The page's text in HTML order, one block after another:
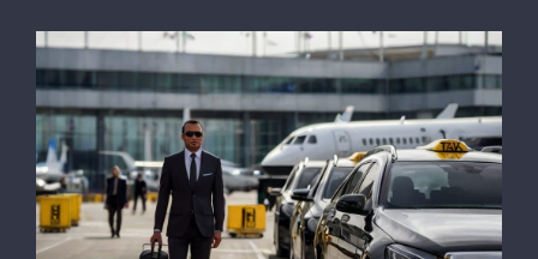
Votre réservation de navette à destination
de l’Aéroport Lille / Lesquin